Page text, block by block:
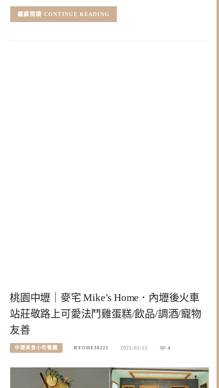
CONTINUE READING
桃園中壢｜麥宅 Mike’s Home．內壢後火車
站莊敬路上可愛法鬥雞蛋糕/飲品/調酒/寵物
友善
中壢美食小吃餐廳 RYOHEI0221 2022-03-15 4